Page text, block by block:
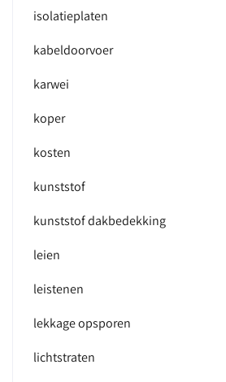
isolatieplaten
kabeldoorvoer
karwei
koper
kosten
kunststof
kunststof dakbedekking
leien
leistenen
lekkage opsporen
lichtstraten